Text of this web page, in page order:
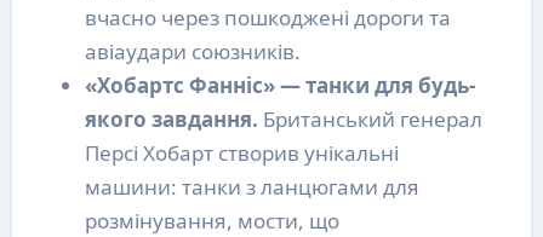
вчасно через пошкоджені дороги та
авіаудари союзників.
«Хобартс Фанніс» — танки для будь-
якого завдання. Британський генерал
Персі Хобарт створив унікальні
машини: танки з ланцюгами для
розмінування, мости, що